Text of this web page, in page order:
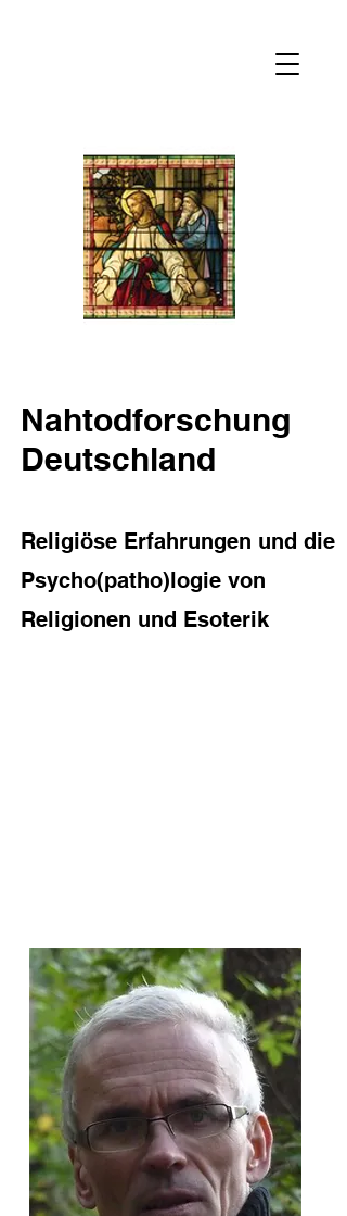
Nahtodforschung
Deutschland
Psycho(patho)logie von Religionen
und Esoterik
Nahtodforschung
Deutschland
Religiöse Erfahrungen und die
Psycho(patho)logie von
Religionen und Esoterik